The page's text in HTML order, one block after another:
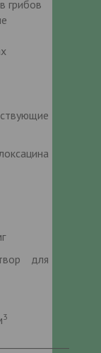
грибов
для
3